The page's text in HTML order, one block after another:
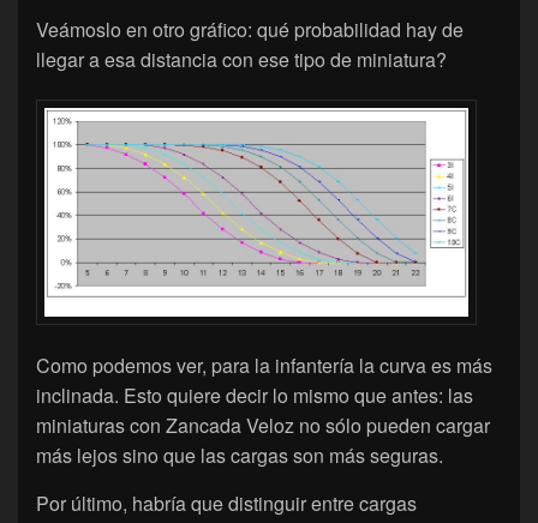
Veámoslo en otro gráfico: qué probabilidad hay de
llegar a esa distancia con ese tipo de miniatura?
Como podemos ver, para la infantería la curva es más
inclinada. Esto quiere decir lo mismo que antes: las
miniaturas con Zancada Veloz no sólo pueden cargar
más lejos sino que las cargas son más seguras.
Por último, habría que distinguir entre cargas